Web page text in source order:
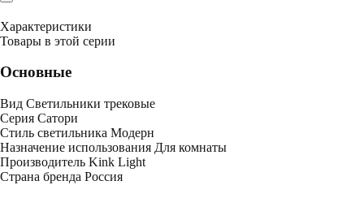
Характеристики
Товары в этой серии
Основные
Вид Светильники трековые
Серия Сатори
Стиль светильника Модерн
Назначение использования Для комнаты
Производитель Kink Light
Страна бренда Россия